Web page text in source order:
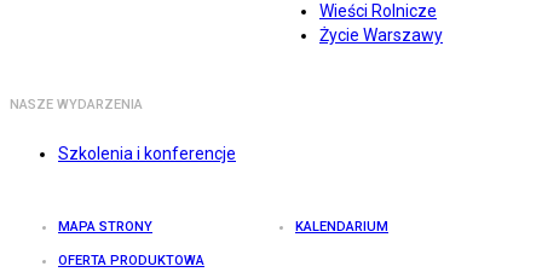
Wieści Rolnicze
Życie Warszawy
NASZE WYDARZENIA
Szkolenia i konferencje
MAPA STRONY KALENDARIUM
OFERTA PRODUKTOWA